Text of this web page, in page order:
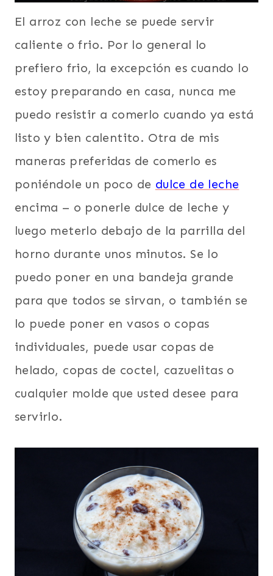
El arroz con leche se puede servir
caliente o frio. Por lo general lo
prefiero frio, la excepción es cuando lo
estoy preparando en casa, nunca me
puedo resistir a comerlo cuando ya está
listo y bien calentito. Otra de mis
maneras preferidas de comerlo es
poniéndole un poco de dulce de leche
encima – o ponerle dulce de leche y
luego meterlo debajo de la parrilla del
horno durante unos minutos. Se lo
puedo poner en una bandeja grande
para que todos se sirvan, o también se
lo puede poner en vasos o copas
individuales, puede usar copas de
helado, copas de coctel, cazuelitas o
cualquier molde que usted desee para
servirlo.